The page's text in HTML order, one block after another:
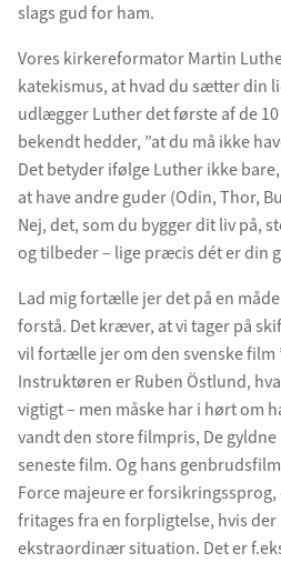
slags gud for ham.
Vores kirkereformator Martin
katekismus, at hvad du sætter din
udlægger Luther det første af de
bekendt hedder, ”at du må ikke
Det betyder ifølge Luther ikke
at have andre guder (Odin, Thor,
Nej, det, som du bygger dit liv på,
og tilbeder – lige præcis dét er din
Lad mig fortælle jer det på en
forstå. Det kræver, at vi tager på
vil fortælle jer om den svenske film
Instruktøren er Ruben Östlund,
vigtigt – men måske har i hørt om
vandt den store filmpris, De
seneste film. Og hans
Force majeure er forsikringssprog,
fritages fra en forpligtelse, hvis
ekstraordinær situation. Det er